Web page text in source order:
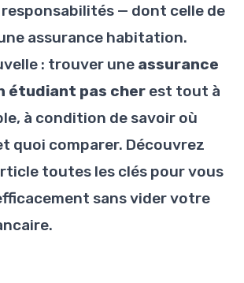
— dont celle de
assurance habitation.
: trouver une assurance
étudiant pas cher est tout à
à condition de savoir où
quoi comparer. Découvrez
toutes les clés pour vous
sans vider votre